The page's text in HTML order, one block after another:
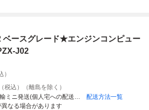
typeV typeS
AP2 A19-9
ースグレード★エンジンコンピュー
J02
）
（税込）（離島を除く）
ヤマト運輸ミニ発送(個人宅への配送可能)
配送方法一覧
なる場合があります